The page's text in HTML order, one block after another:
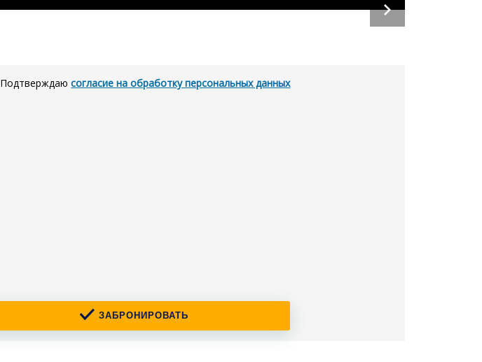
Подтверждаюсогласие на обработку персональных данных
ЗАБРОНИРОВАТЬ